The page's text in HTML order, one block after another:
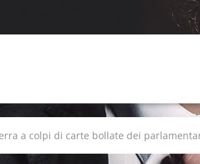
a colpi di carte bollate dei